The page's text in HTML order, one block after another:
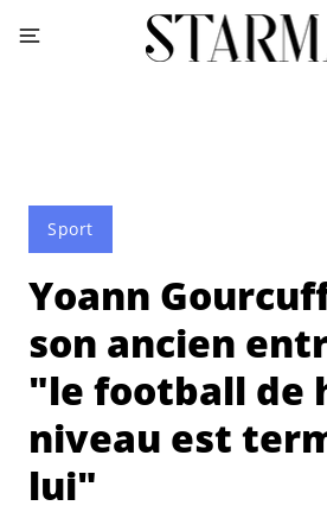
Sport
Yoann
son ancien
"le football de
niveau est
lui"